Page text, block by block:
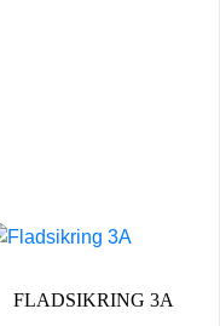
FLADSIKRING 3A